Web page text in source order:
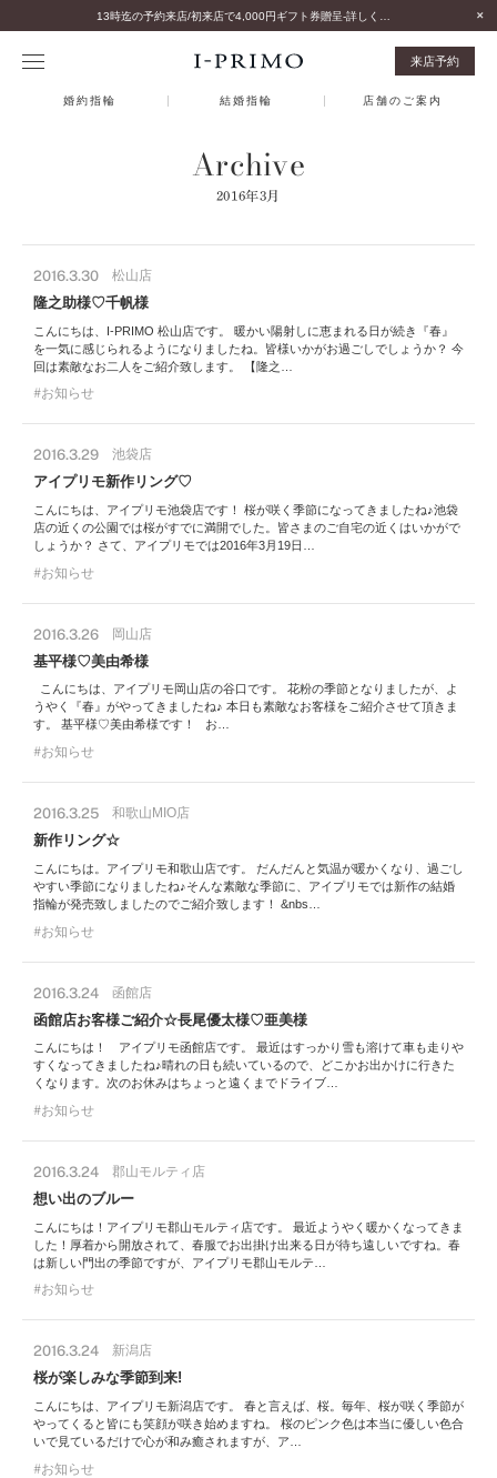
来店予約
婚約指輪 結婚指輪 店舗のご案内
Archive
2016年3月
2016.3.30 松山店
隆之助様♡千帆様
こんにちは、I-PRIMO 松山店です。 暖かい陽射しに恵まれる日が続き『春』
を一気に感じられるようになりましたね。皆様いかがお過ごしでしょうか？ 今
回は素敵なお二人をご紹介致します。 【隆之…
お知らせ
2016.3.29 池袋店
アイプリモ新作リング♡
こんにちは、アイプリモ池袋店です！ 桜が咲く季節になってきましたね♪池袋
店の近くの公園では桜がすでに満開でした。皆さまのご自宅の近くはいかがで
しょうか？ さて、アイプリモでは2016年3月19日…
お知らせ
2016.3.26 岡山店
基平様♡美由希様
こんにちは、アイプリモ岡山店の谷口です。 花粉の季節となりましたが、よ
うやく『春』がやってきましたね♪ 本日も素敵なお客様をご紹介させて頂きま
す。 基平様♡美由希様です！ お…
お知らせ
2016.3.25 和歌山MIO店
新作リング☆
こんにちは。アイプリモ和歌山店です。 だんだんと気温が暖かくなり、過ごし
やすい季節になりましたね♪そんな素敵な季節に、アイプリモでは新作の結婚
指輪が発売致しましたのでご紹介致します！ &nbs…
お知らせ
2016.3.24 函館店
函館店お客様ご紹介☆長尾優太様♡亜美様
こんにちは！ アイプリモ函館店です。 最近はすっかり雪も溶けて車も走りや
すくなってきましたね♪晴れの日も続いているので、どこかお出かけに行きた
くなります。次のお休みはちょっと遠くまでドライブ…
お知らせ
2016.3.24 郡山モルティ店
想い出のブルー
こんにちは！アイプリモ郡山モルティ店です。 最近ようやく暖かくなってきま
した！厚着から開放されて、春服でお出掛け出来る日が待ち遠しいですね。春
は新しい門出の季節ですが、アイプリモ郡山モルテ…
お知らせ
2016.3.24 新潟店
桜が楽しみな季節到来!
こんにちは、アイプリモ新潟店です。 春と言えば、桜。毎年、桜が咲く季節が
やってくると皆にも笑顔が咲き始めますね。 桜のピンク色は本当に優しい色合
いで見ているだけで心が和み癒されますが、ア…
お知らせ